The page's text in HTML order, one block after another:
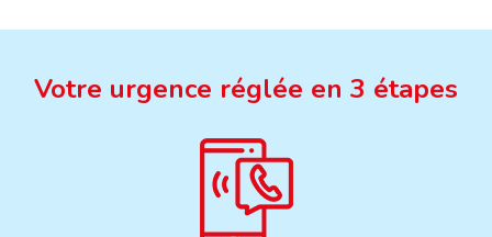
Votre urgence réglée en 3 étapes